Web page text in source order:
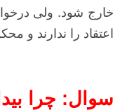
خارج شود. ولی
اعتقاد را ندارند و
سوال: چرا